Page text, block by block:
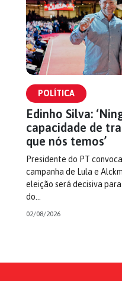
POLÍTICA
Edinho Silva:
capacidade de
que nós temos’
Presidente do PT
campanha de Lula e
eleição será decisiva
do…
02/08/2026